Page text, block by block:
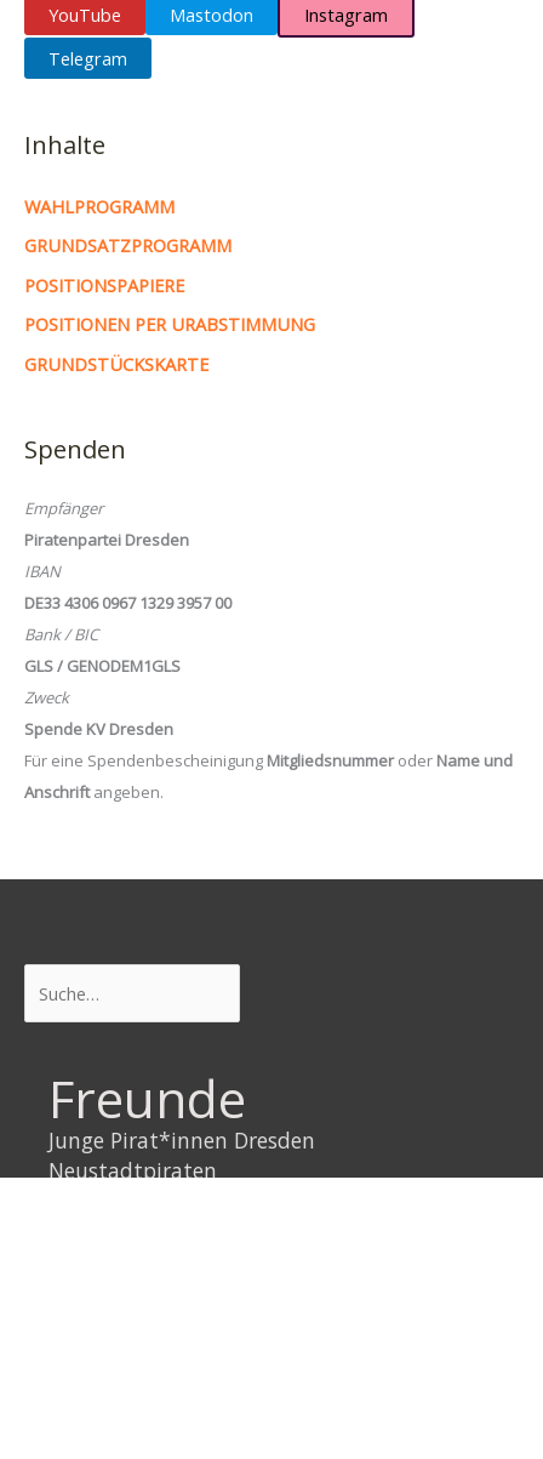
YouTube
Mastodon
Instagram
Telegram
Inhalte
WAHLPROGRAMM
GRUNDSATZPROGRAMM
POSITIONSPAPIERE
POSITIONEN PER URABSTIMMUNG
GRUNDSTÜCKSKARTE
Spenden
Empfänger
Piratenpartei Dresden
IBAN
DE33 4306 0967 1329 3957 00
Bank / BIC
GLS / GENODEM1GLS
Zweck
Spende KV Dresden
Für eine Spendenbescheinigung Mitgliedsnummeroder Name und
Anschriftangeben.
Freunde
Junge Pirat*innen Dresden
Neustadtpiraten